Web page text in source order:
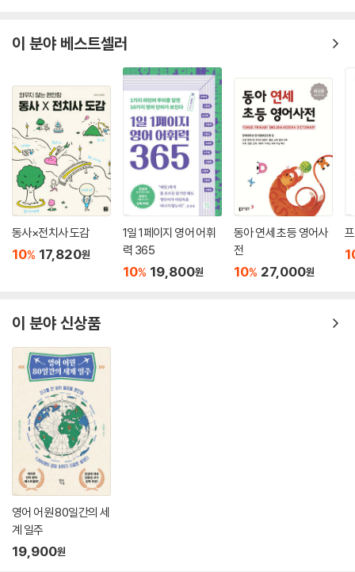
이 분야 베스트셀러
동사×전치사 도감
10% 17,820원
1일 1페이지 영어 어휘
력 365
10% 19,800원
동아 연세 초등 영어사
전
10% 27,000원
이 분야 신상품
영어 어원 80일간의 세
계 일주
19,900원